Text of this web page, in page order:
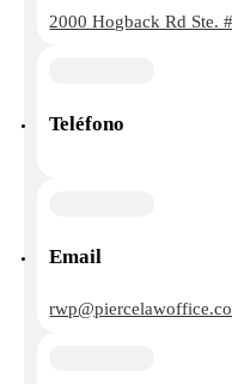
2000 Hogback Rd Ste.
Teléfono
Email